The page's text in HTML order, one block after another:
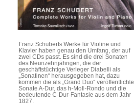
Franz Schuberts Werke für Violine und
Klavier haben genau den Umfang, der auf
zwei CDs passt. Es sind die drei Sonaten
des Neunzehnjährigen, die der
geschäftstüchtige Verleger Diabelli als
„Sonatinen“ herausgegeben hat, dazu
kommen die als „Grand Duo“ veröffentlichte
Sonate A-Dur, das h-Moll-Rondo und die
bedeutende C-Dur-Fantasie aus dem Jahr
1827.